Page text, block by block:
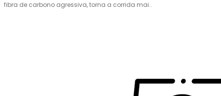
fibra de carbono agressiva, torna a corrida mai..